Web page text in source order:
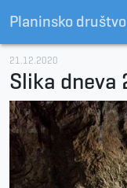
Planinsko
21.12.2020
Slika